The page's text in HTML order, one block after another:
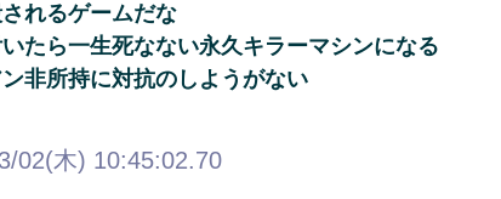
れるゲームだな
たら一生死なない永久キラーマシンになる
非所持に対抗のしようがない
02(木) 10:45:02.70